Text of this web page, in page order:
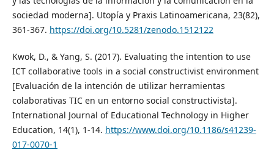
sociedad moderna]. Utopía y Praxis Latinoamericana, 23(82),
361-367. https://doi.org/10.5281/zenodo.1512122
Kwok, D., & Yang, S. (2017). Evaluating the intention to use
ICT collaborative tools in a social constructivist environment
[Evaluación de la intención de utilizar herramientas
colaborativas TIC en un entorno social constructivista].
International Journal of Educational Technology in Higher
Education, 14(1), 1-14. https://www.doi.org/10.1186/s41239-
017-0070-1